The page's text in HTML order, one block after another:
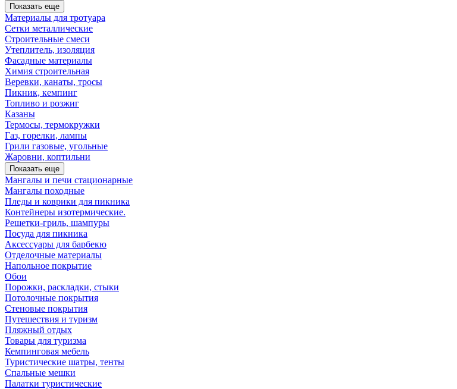
Показать еще
Материалы для тротуара
Сетки металлические
Строительные смеси
Утеплитель, изоляция
Фасадные материалы
Химия строительная
Веревки, канаты, тросы
Пикник, кемпинг
Топливо и розжиг
Казаны
Термосы, термокружки
Газ, горелки, лампы
Грили газовые, угольные
Жаровни, коптильни
Показать еще
Мангалы и печи стационарные
Мангалы походные
Пледы и коврики для пикника
Контейнеры изотермические.
Решетки-гриль, шампуры
Посуда для пикника
Аксессуары для барбекю
Отделочные материалы
Напольное покрытие
Обои
Порожки, раскладки, стыки
Потолочные покрытия
Стеновые покрытия
Путешествия и туризм
Пляжный отдых
Товары для туризма
Кемпинговая мебель
Туристические шатры, тенты
Спальные мешки
Палатки туристические